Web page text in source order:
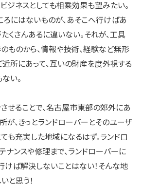
ビジネスとしても相乗効果も望みたい。
ろにはないものが、あそこへ行けばあ
くさんあるに違いない。それが、工具
ものから、情報や技術、経験など無形
近所にあって、互いの財産を度外視する
い。
させることで、名古屋市東部の郊外にあ
が、きっとランドローバーとそのユーザ
ても充実した地域になるはず。ランドロ
ナンスや修理まで、ランドローバーに
けば解決しないことはない！そんな地
と思う！